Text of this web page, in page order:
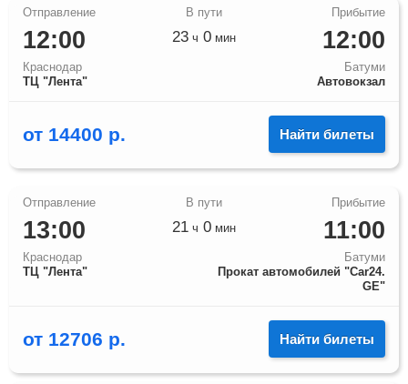
12:00
Краснодар
ТЦ "Лента"
12:00
Батуми
Автовокзал
23 ч 0 мин
от 14400 р. Найти билеты
13:00
Краснодар
ТЦ "Лента"
11:00
Батуми
Прокат автомобилей "Car24.
GE"
21 ч 0 мин
от 12706 р. Найти билеты